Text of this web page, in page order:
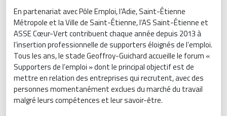
En partenariat avec Pôle Emploi, l’Adie, Saint-Étienne
Métropole et la Ville de Saint-Étienne, l’AS Saint-Étienne et
ASSE Cœur-Vert contribuent chaque année depuis 2013 à
l’insertion professionnelle de supporters éloignés de l’emploi.
Tous les ans, le stade Geoffroy-Guichard accueille le forum «
Supporters de l’emploi » dont le principal objectif est de
mettre en relation des entreprises qui recrutent, avec des
personnes momentanément exclues du marché du travail
malgré leurs compétences et leur savoir-être.